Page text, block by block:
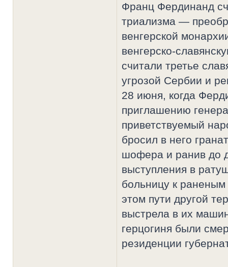
Франц Фердинанд
триализма —
венгерской
венгерско-
считали третье
угрозой Сербии и
28 июня, когда
приглашению
приветствуемый
бросил в него
шофера и ранив до
выступления в
больницу к раненым
этом пути другой
выстрела в их
герцогиня были
резиденции